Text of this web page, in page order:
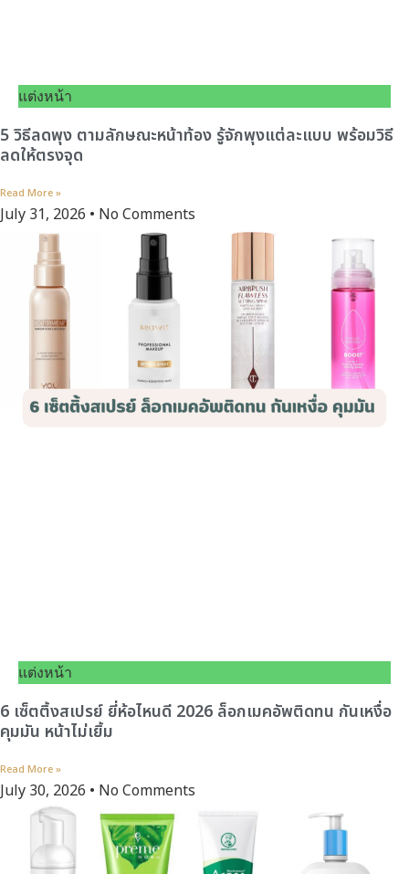
แต่งหน้า
5 วิธีลดพุง ตามลักษณะหน้าท้อง รู้จักพุงแต่ละแบบ พร้อมวิธี
ลดให้ตรงจุด
Read More »
July 31, 2026 No Comments
แต่งหน้า
6 เซ็ตติ้งสเปรย์ ยี่ห้อไหนดี 2026 ล็อกเมคอัพติดทน กันเหงื่อ
คุมมัน หน้าไม่เยิ้ม
Read More »
July 30, 2026 No Comments